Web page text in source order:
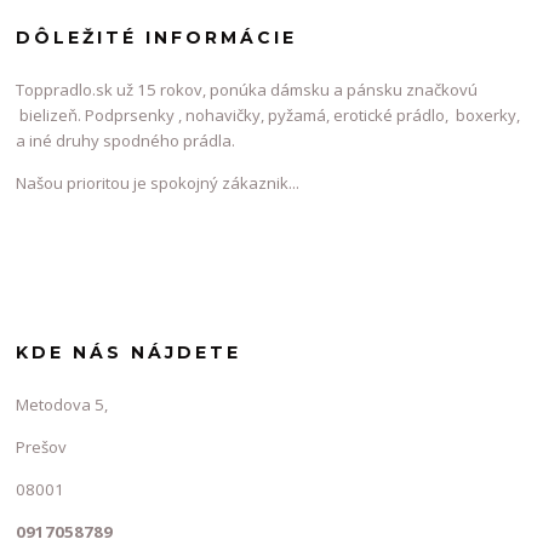
DÔLEŽITÉ INFORMÁCIE
Toppradlo.sk už 15 rokov, ponúka dámsku a pánsku značkovú
bielizeň. Podprsenky , nohavičky, pyžamá, erotické prádlo, boxerky,
a iné druhy spodného prádla.
Našou prioritou je spokojný zákaznik...
KDE NÁS NÁJDETE
Metodova 5,
Prešov
08001
0917058789